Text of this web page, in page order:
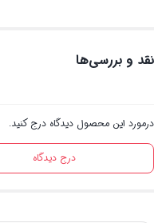
نقد و بررسی‌ها
درمورد این محصول دیدگاه درج کنید.
درج دیدگاه